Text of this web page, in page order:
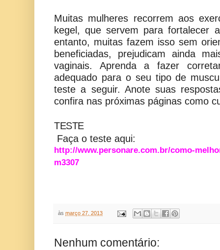
Muitas mulheres recorrem aos
kegel, que servem para fortalecer
entanto, muitas fazem isso sem
beneficiadas, prejudicam ainda
vaginais. Aprenda a fazer
adequado para o seu tipo de
teste a seguir. Anote suas
confira nas próximas páginas como
TESTE
Faça o teste aqui:
http://www.personare.com.br/como-
m3307
às março 27, 2013
Nenhum comentário: